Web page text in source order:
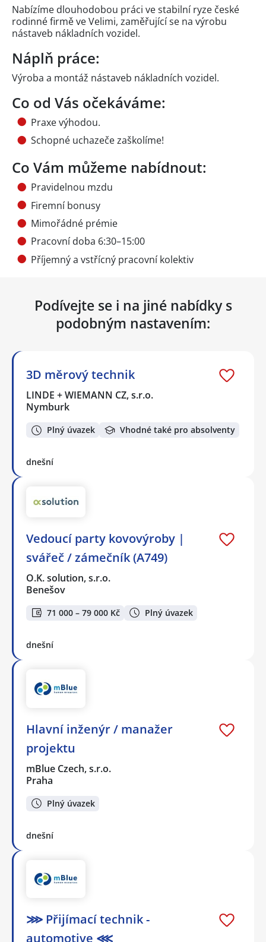
Nabízíme dlouhodobou práci ve stabilní ryze české
rodinné firmě ve Velimi, zaměřující se na výrobu
nástaveb nákladních vozidel.
Náplň práce:
Výroba a montáž nástaveb nákladních vozidel.
Co od Vás očekáváme:
Praxe výhodou.
Schopné uchazeče zaškolíme!
Co Vám můžeme nabídnout:
Pravidelnou mzdu
Firemní bonusy
Mimořádné prémie
Pracovní doba 6:30–15:00
Příjemný a vstřícný pracovní kolektiv
Podívejte se i na jiné nabídky s
podobným nastavením:
3D měrový technik
LINDE + WIEMANN CZ, s.r.o.
Nymburk
Plný úvazek Vhodné také pro absolventy
dnešní
Vedoucí party kovovýroby |
svářeč / zámečník (A749)
O.K. solution, s.r.o.
Benešov
71 000 – 79 000 Kč Plný úvazek
dnešní
Hlavní inženýr / manažer
projektu
mBlue Czech, s.r.o.
Praha
Plný úvazek
dnešní
⋙ Přijímací technik -
automotive ⋘